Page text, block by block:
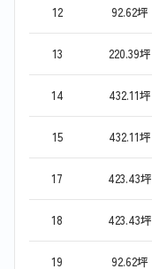
12 92.62坪
13 220.39坪
14 432.11坪
15 432.11坪
17 423.43坪
18 423.43坪
19 92.62坪